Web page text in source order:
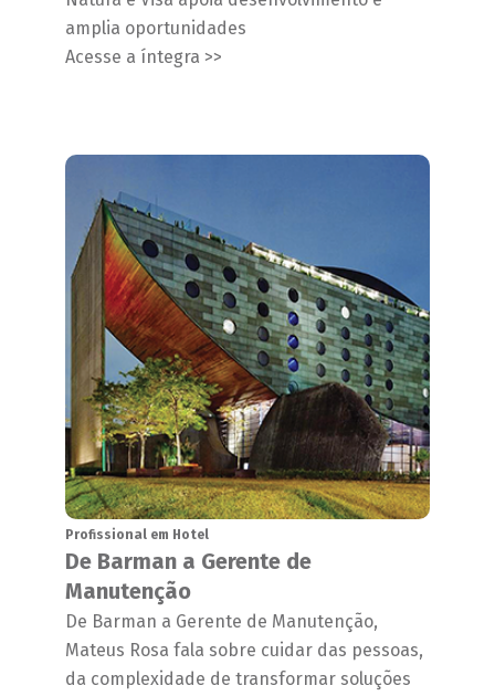
amplia oportunidades
Acesse a íntegra >>
Profissional em Hotel
De Barman a Gerente de
Manutenção
De Barman a Gerente de Manutenção,
Mateus Rosa fala sobre cuidar das pessoas,
da complexidade de transformar soluções